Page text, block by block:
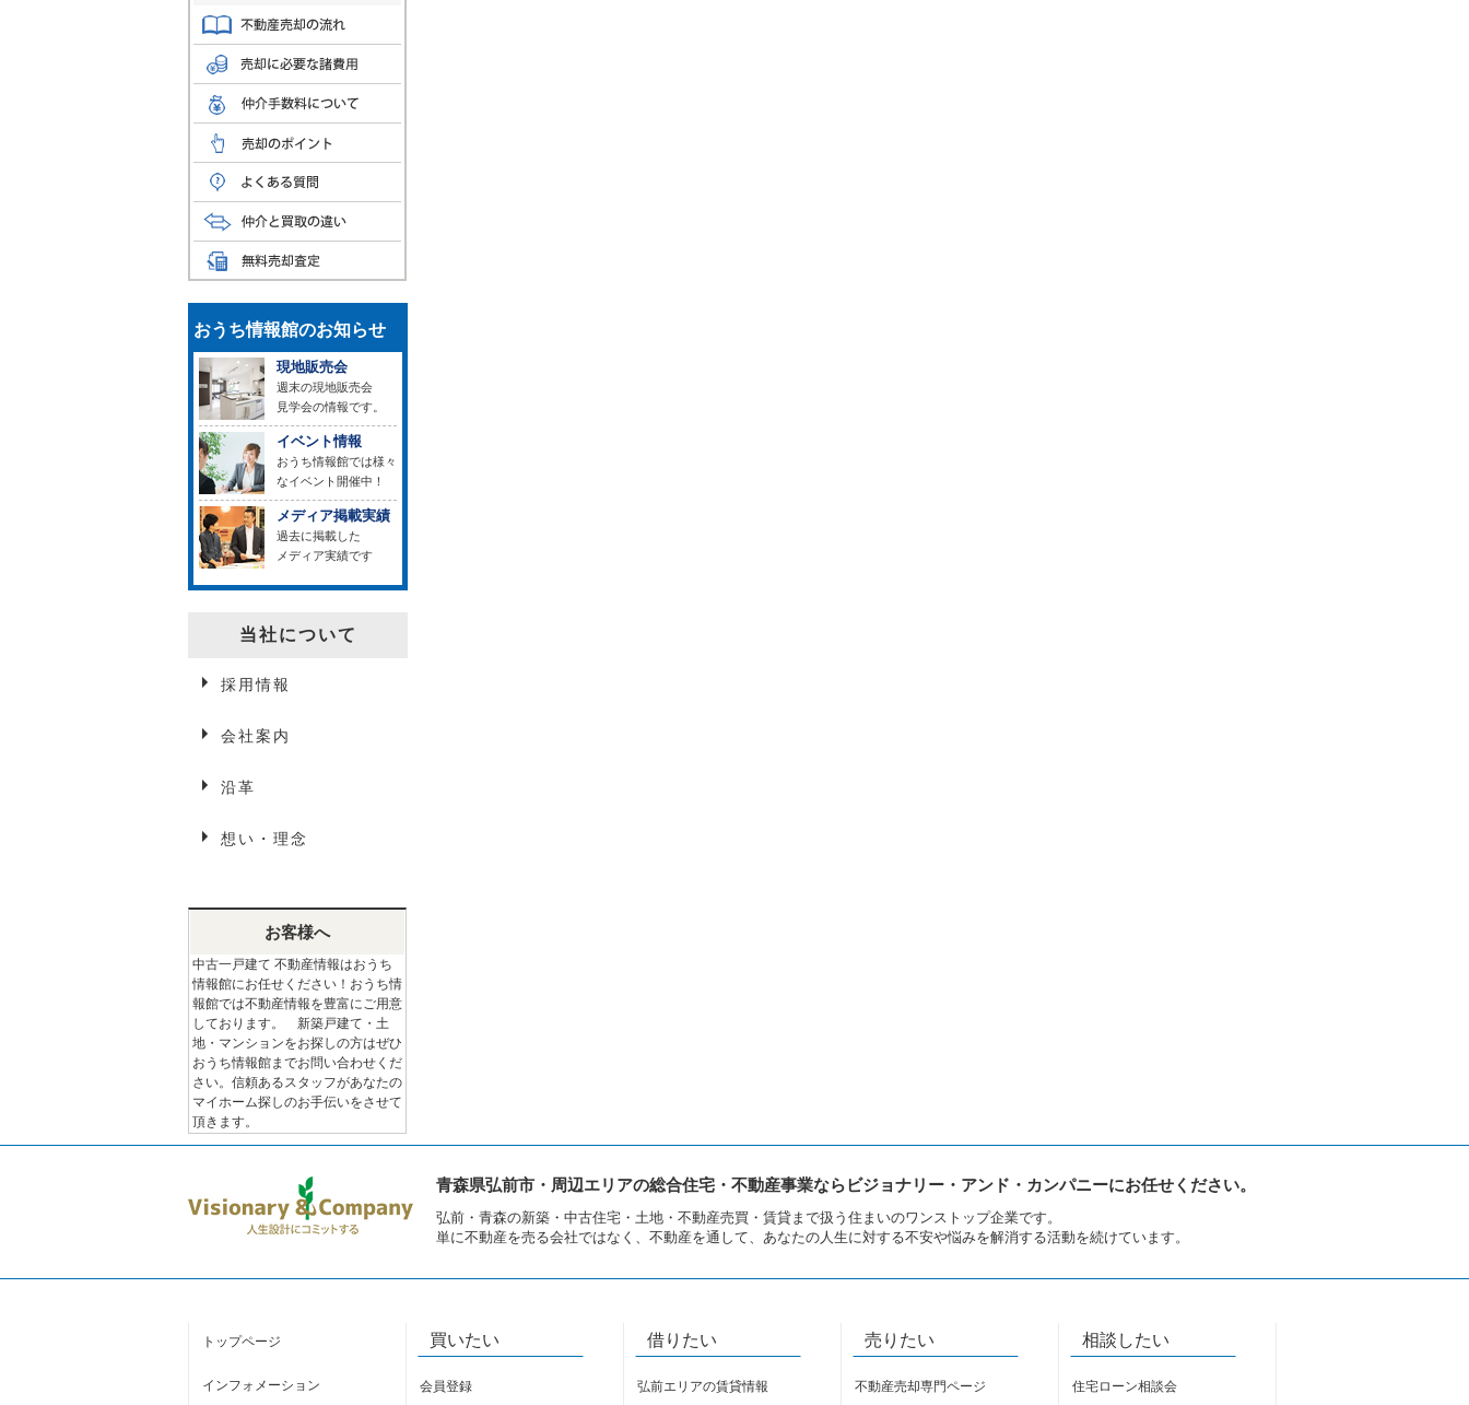
おうち情報館のお知らせ
現地販売会
週末の現地販売会
見学会の情報です。
イベント情報
おうち情報館では様々
なイベント開催中！
メディア掲載実績
過去に掲載した
メディア実績です
当社について
採用情報
会社案内
沿革
想い・理念
お客様へ
中古一戸建て 不動産情報はおうち
情報館にお任せください！おうち情
報館では不動産情報を豊富にご用意
しております。 新築戸建て・土
地・マンションをお探しの方はぜひ
おうち情報館までお問い合わせくだ
さい。信頼あるスタッフがあなたの
マイホーム探しのお手伝いをさせて
頂きます。
青森県弘前市・周辺エリアの総合住宅・不動産事業ならビジョナリー・アンド・カンパニーにお任せください。
弘前・青森の新築・中古住宅・土地・不動産売買・賃貸まで扱う住まいのワンストップ企業です。
単に不動産を売る会社ではなく、不動産を通して、あなたの人生に対する不安や悩みを解消する活動を続けています。
トップページ
インフォメーション
買いたい
会員登録
借りたい
弘前エリアの賃貸情報
売りたい
不動産売却専門ページ
相談したい
住宅ローン相談会